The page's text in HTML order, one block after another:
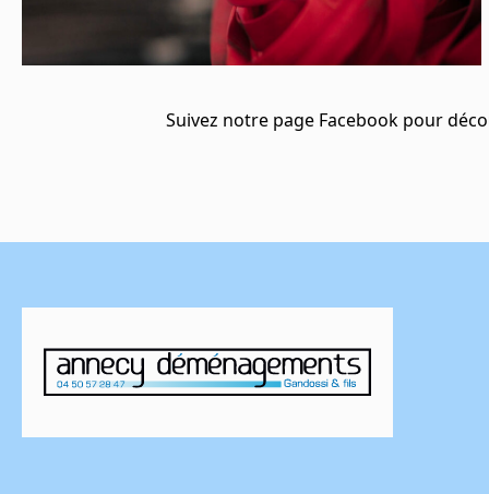
Suivez notre page Facebook pour